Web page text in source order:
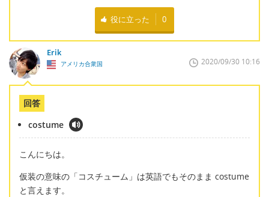
役に立った 0
Erik
アメリカ合衆国 2020/09/30 10:16
回答
costume
こんにちは。
仮装の意味の「コスチューム」は英語でもそのまま costume
と言えます。